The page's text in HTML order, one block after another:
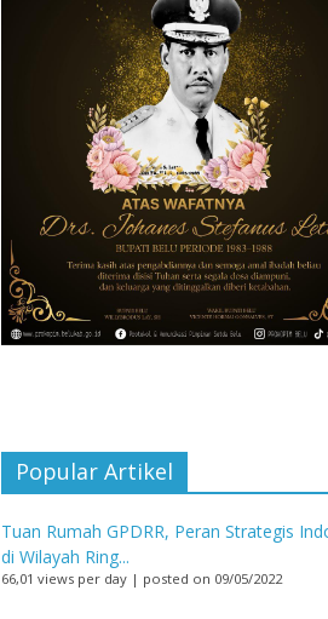
Popular Artikel
Tuan Rumah GPDRR, Peran Strategis
di Wilayah Ring...
66,01 views per day | posted on 09/05/2022